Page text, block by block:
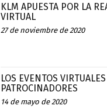
KLM APUESTA POR LA
VIRTUAL
27 de noviembre de 2020
LOS EVENTOS
PATROCINADORES
14 de mayo de 2020